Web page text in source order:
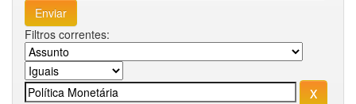
Filtros correntes: